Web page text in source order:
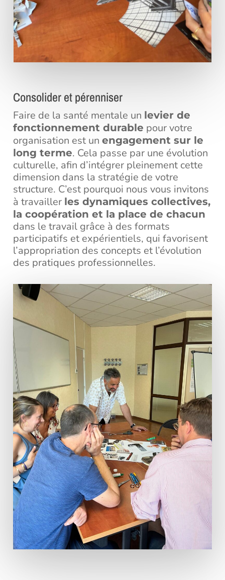
Consolider et pérenniser
Faire de la santé mentale un levier de
fonctionnement durable pour votre
organisation est un engagement sur le
long terme. Cela passe par une évolution
culturelle, afin d’intégrer pleinement cette
dimension dans la stratégie de votre
structure. C’est pourquoi nous vous invitons
à travailler les dynamiques collectives,
la coopération et la place de chacun
dans le travail grâce à des formats
participatifs et expérientiels, qui favorisent
l’appropriation des concepts et l’évolution
des pratiques professionnelles.